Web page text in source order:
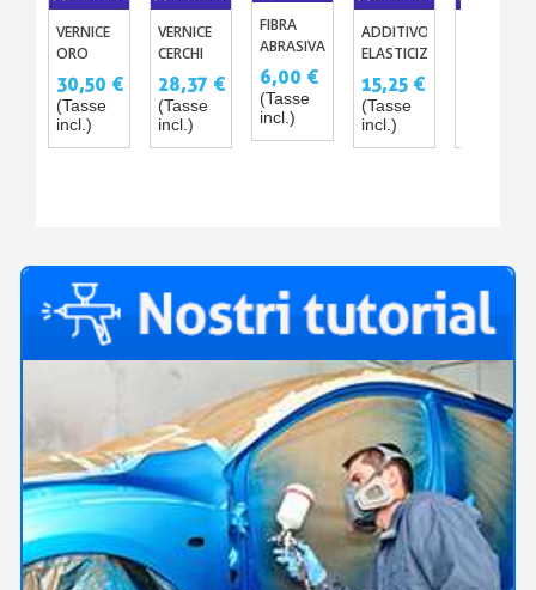
VERNICE
ORO
8ΜM -
GOLD
PREMIUM
30,50 €
(Tasse
incl.)
VERNICE
CERCHI
EPOSSIDICA
METALLIZZATA
28,37 €
(Tasse
incl.)
FIBRA
ABRASIVA
3 TIPI
(X5)
6,00 €
(Tasse
incl.)
ADDITIVO
ELASTICIZZANTE
15,25 €
(Tasse
incl.)